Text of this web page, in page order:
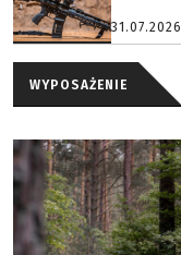
31.07.2026
WYPOSAŻENIE